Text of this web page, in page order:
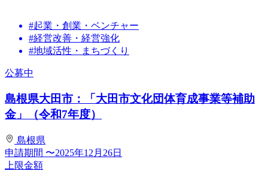
#起業・創業・ベンチャー
#経営改善・経営強化
#地域活性・まちづくり
公募中
島根県大田市：「大田市文化団体育成事業等補助
金」（令和7年度）
島根県
申請期間 〜2025年12月26日
上限金額